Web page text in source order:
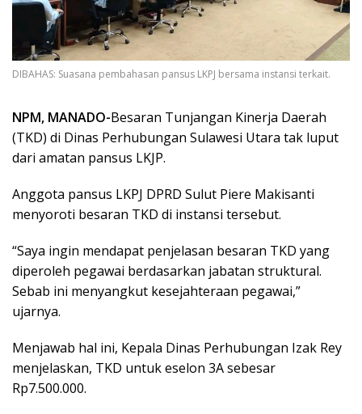
DIBAHAS: Suasana pembahasan pansus LKPJ bersama instansi terkait.
NPM, MANADO-Besaran Tunjangan Kinerja Daerah
(TKD) di Dinas Perhubungan Sulawesi Utara tak luput
dari amatan pansus LKJP.
Anggota pansus LKPJ DPRD Sulut Piere Makisanti
menyoroti besaran TKD di instansi tersebut.
“Saya ingin mendapat penjelasan besaran TKD yang
diperoleh pegawai berdasarkan jabatan struktural.
Sebab ini menyangkut kesejahteraan pegawai,”
ujarnya.
Menjawab hal ini, Kepala Dinas Perhubungan Izak Rey
menjelaskan, TKD untuk eselon 3A sebesar
Rp7.500.000.